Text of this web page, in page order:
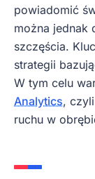
powiadomić
można jednak
szczęścia.
strategii
W tym celu
Analytics,
ruchu w